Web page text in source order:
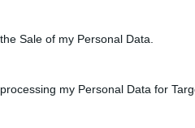
Sale of my Personal Data.
my Personal Data for
verdichtet
Plätze und erleben